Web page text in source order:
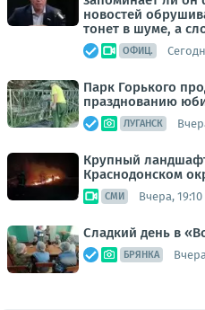
новостей
тонет в шуме, а
ОФИЦ.
Парк Горького
празднованию
ЛУГАНСК
Крупный
Краснодонском
СМИ Вчера, 19:10
Сладкий день в
БРЯНКА